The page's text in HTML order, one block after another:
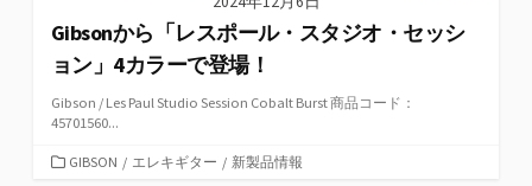
Gibsonから「レスポール・スタジオ・セッシ
ョン」4カラーで登場！
Gibson / Les Paul Studio Session Cobalt Burst 商品コード：
45701560...
カGIBSON / エレキギター / 新製品情報